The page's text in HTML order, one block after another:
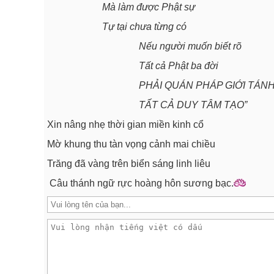
Mà làm được Phật sự
Tự tại chưa từng có
Nếu người muốn biết rõ
Tất cả Phật ba đời
PHẢI QUÁN PHÁP GIỚI
TẤT CẢ DUY TÂM TẠO”
Xin nâng nhẹ thời gian miền kinh cổ
Mờ khung thu tàn vọng cảnh mai chiều
Trăng đã vàng trên biển sáng linh liêu
Câu thánh ngữ rực hoàng hôn sương bạc.